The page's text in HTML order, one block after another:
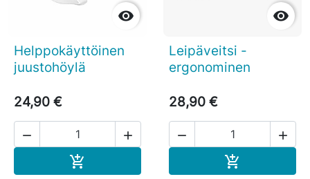

Helppokäyttöinen
juustohöylä
24,90 €
 


Leipäveitsi -
ergonominen
28,90 €
 
